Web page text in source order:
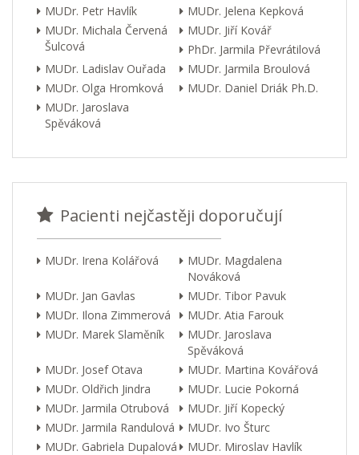
MUDr. Petr Havlík
MUDr. Jelena Kepková
MUDr. Michala Červená
Šulcová
MUDr. Jiří Kovář
PhDr. Jarmila Převrátilová
MUDr. Ladislav Ouřada
MUDr. Jarmila Broulová
MUDr. Olga Hromková
MUDr. Daniel Driák Ph.D.
MUDr. Jaroslava
Spěváková
Pacienti nejčastěji doporučují
MUDr. Irena Kolářová
MUDr. Magdalena
Nováková
MUDr. Jan Gavlas
MUDr. Tibor Pavuk
MUDr. Ilona Zimmerová
MUDr. Atia Farouk
MUDr. Marek Slaměník
MUDr. Jaroslava
Spěváková
MUDr. Josef Otava
MUDr. Martina Kovářová
MUDr. Oldřich Jindra
MUDr. Lucie Pokorná
MUDr. Jarmila Otrubová
MUDr. Jiří Kopecký
MUDr. Jarmila Randulová
MUDr. Ivo Šturc
MUDr. Gabriela Dupalová
MUDr. Miroslav Havlík